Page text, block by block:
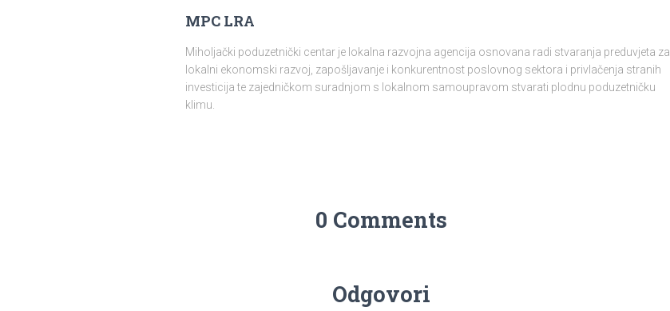
MPC LRA
Miholjački poduzetnički centar je lokalna razvojna agencija osnovana radi stvaranja preduvjeta za
lokalni ekonomski razvoj, zapošljavanje i konkurentnost poslovnog sektora i privlačenja stranih
investicija te zajedničkom suradnjom s lokalnom samoupravom stvarati plodnu poduzetničku
klimu.
0 Comments
Odgovori